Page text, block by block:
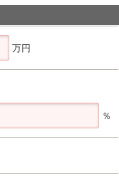
万円
％